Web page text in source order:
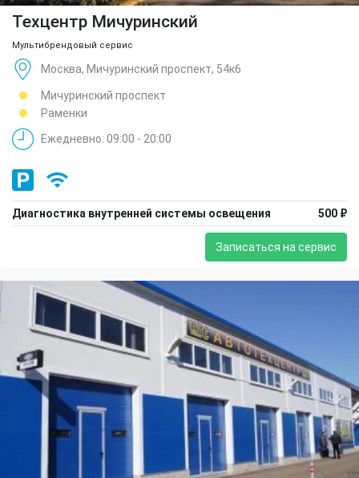
Техцентр Мичуринский
Мультибрендовый сервис
Москва, Мичуринский проспект, 54к6
Мичуринский проспект
Раменки
Ежедневно: 09:00 - 20:00
Диагностика внутренней системы освещения 500 ₽
Записаться на сервис